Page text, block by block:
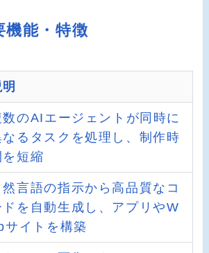
能・特徴
数のAIエージェントが同時に
なるタスクを処理し、制作時
を短縮
然言語の指示から高品質なコ
ドを自動生成し、アプリやW
サイトを構築